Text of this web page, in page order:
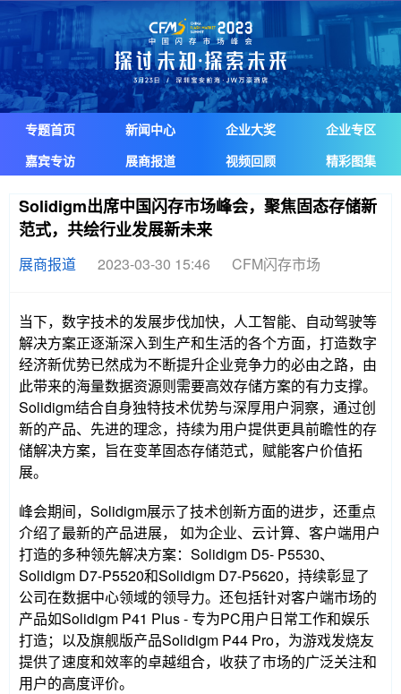
专题首页 新闻中心 企业大奖
企业专区
嘉宾专访
展商报道 视频回顾 精彩图集
Solidigm出席中国闪存市场峰会，聚焦固态存储新
范式，共绘行业发展新未来
展商报道 2023-03-30 15:46 CFM闪存市场
当下，数字技术的发展步伐加快，人工智能、自动驾驶等
解决方案正逐渐深入到生产和生活的各个方面，打造数字
经济新优势已然成为不断提升企业竞争力的必由之路，由
此带来的海量数据资源则需要高效存储方案的有力支撑。
Solidigm结合自身独特技术优势与深厚用户洞察，通过创
新的产品、先进的理念，持续为用户提供更具前瞻性的存
储解决方案，旨在变革固态存储范式，赋能客户价值拓
展。
峰会期间，Solidigm展示了技术创新方面的进步，还重点
介绍了最新的产品进展， 如为企业、云计算、客户端用户
打造的多种领先解决方案：Solidigm D5- P5530、
Solidigm D7-P5520和Solidigm D7-P5620，持续彰显了
公司在数据中心领域的领导力。还包括针对客户端市场的
产品如Solidigm P41 Plus - 专为PC用户日常工作和娱乐
打造；以及旗舰版产品Solidigm P44 Pro，为游戏发烧友
提供了速度和效率的卓越组合，收获了市场的广泛关注和
用户的高度评价。